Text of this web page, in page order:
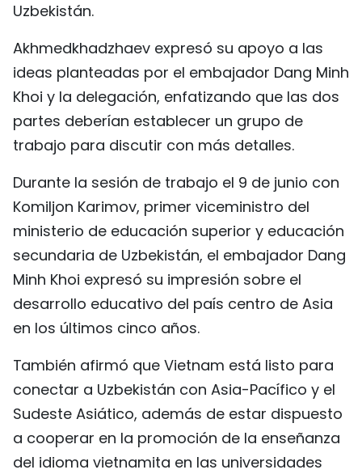
Uzbekistán.
Akhmedkhadzhaev expresó su apoyo a las
ideas planteadas por el embajador Dang Minh
Khoi y la delegación, enfatizando que las dos
partes deberían establecer un grupo de
trabajo para discutir con más detalles.
Durante la sesión de trabajo el 9 de junio con
Komiljon Karimov, primer viceministro del
ministerio de educación superior y educación
secundaria de Uzbekistán, el embajador Dang
Minh Khoi expresó su impresión sobre el
desarrollo educativo del país centro de Asia
en los últimos cinco años.
También afirmó que Vietnam está listo para
conectar a Uzbekistán con Asia-Pacífico y el
Sudeste Asiático, además de estar dispuesto
a cooperar en la promoción de la enseñanza
del idioma vietnamita en las universidades